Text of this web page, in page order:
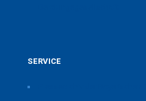
SERVICE